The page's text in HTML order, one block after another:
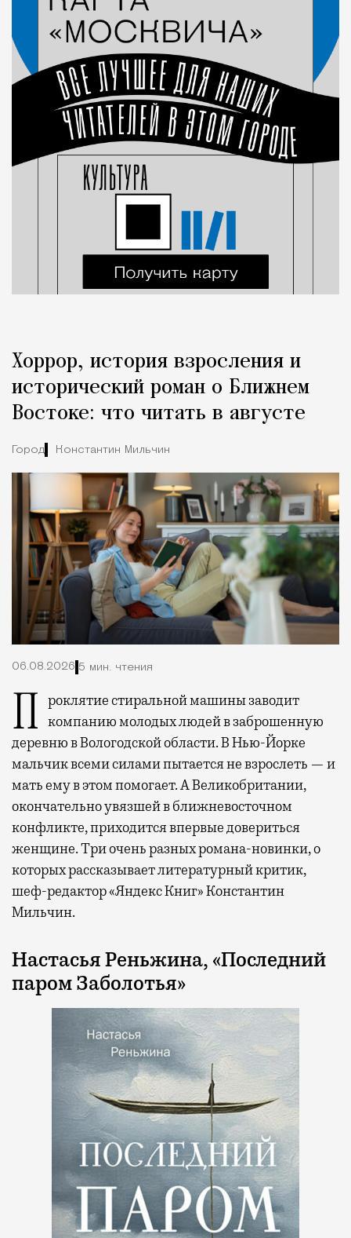
Хоррор, история взросления и
исторический роман о Ближнем
Востоке: что читать в августе
Город Константин Мильчин
06.08.2026 5 мин. чтения
Проклятие стиральной машины заводит компанию молодых людей в заброшенную
деревню в Вологодской области. В Нью-Йорке
мальчик всеми силами пытается не взрослеть — и
мать ему в этом помогает. А Великобритании,
окончательно увязшей в ближневосточном
конфликте, приходится впервые довериться
женщине. Три очень разных романа-новинки, о
которых рассказывает литературный критик,
шеф-редактор «Яндекс Книг» Константин
Мильчин.
Настасья Реньжина, «Последний
паром Заболотья»